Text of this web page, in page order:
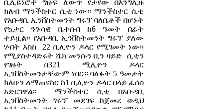
ቢሊዬነሮች ግዙፍ ለውጥ የታየው በእንግሊዙ
ክለብ ማንችስተር ሲቲ ነው። ማንችስተር ሲቲ
የአቡዳቢ ኢንቨስትመንት ግሩፕ ባለቤቶች በሆኑት
የኳታር ንጉሳዊ ቤተሰብ ከ6 ዓመት በፊት
ተይዟል፡፡ የአቡዳቢ ኢንቨስትመንት ግሩፕ ያለው
ሃብት እስከ 22 ቢሊዮን ዶላር የሚገመት ነው፡፡
የሚያስተዳድሩት ሼክ መንሱን ቢን ዛይድ ሲቲን
የገዙት በ321 ሚሊዮን ዶላር
ኢንቨስትመንታቸውም ነበር። ባለፉት 5 ዓመታት
ክለቡን ለማጠናከር ከ1 ቢሊዮን ዶላር በላይ ፈሰስ
አድርገዋል፡፡ ማንችስተር ሲቲ በአቡዳቢ
ኢንቨስትመንት ግሩፕ መደገፍ ከጀመረ ወዲህ